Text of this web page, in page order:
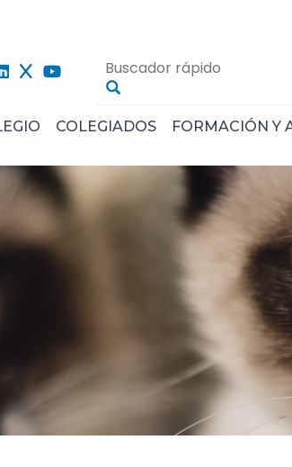
COLEGIADOS FORMACIÓN Y